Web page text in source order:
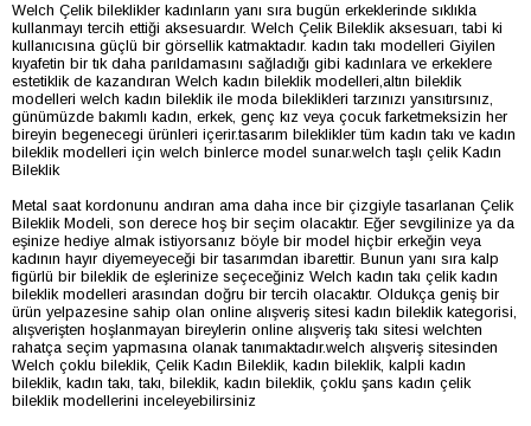
Welch Çelik bileklikler kadınların yanı sıra bugün erkeklerinde sıklıkla
kullanmayı tercih ettiği aksesuardır. Welch Çelik Bileklik aksesuarı, tabi ki
kullanıcısına güçlü bir görsellik katmaktadır. kadın takı modelleri Giyilen
kıyafetin bir tık daha parıldamasını sağladığı gibi kadınlara ve erkeklere
estetiklik de kazandıran Welch kadın bileklik modelleri,altın bileklik
modelleri welch kadın bileklik ile moda bileklikleri tarzınızı yansıtırsınız,
günümüzde bakımlı kadın, erkek, genç kız veya çocuk farketmeksizin her
bireyin begenecegi ürünleri içerir.tasarım bileklikler tüm kadın takı ve kadın
bileklik modelleri için welch binlerce model sunar.welch taşlı çelik Kadın
Bileklik
Metal saat kordonunu andıran ama daha ince bir çizgiyle tasarlanan Çelik
Bileklik Modeli, son derece hoş bir seçim olacaktır. Eğer sevgilinize ya da
eşinize hediye almak istiyorsanız böyle bir model hiçbir erkeğin veya
kadının hayır diyemeyeceği bir tasarımdan ibarettir. Bunun yanı sıra kalp
figürlü bir bileklik de eşlerinize seçeceğiniz Welch kadın takı çelik kadın
bileklik modelleri arasından doğru bir tercih olacaktır. Oldukça geniş bir
ürün yelpazesine sahip olan online alışveriş sitesi kadın bileklik kategorisi,
alışverişten hoşlanmayan bireylerin online alışveriş takı sitesi welchten
rahatça seçim yapmasına olanak tanımaktadır.welch alışveriş sitesinden
Welch çoklu bileklik, Çelik Kadın Bileklik, kadın bileklik, kalpli kadın
bileklik, kadın takı, takı, bileklik, kadın bileklik, çoklu şans kadın çelik
bileklik modellerini inceleyebilirsiniz